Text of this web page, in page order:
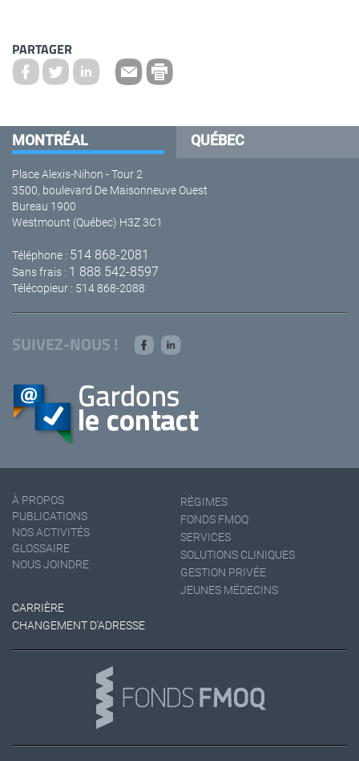
PARTAGER
MONTRÉAL QUÉBEC
Place Alexis-Nihon - Tour 2
3500, boulevard De Maisonneuve Ouest
Bureau 1900
Westmount (Québec) H3Z 3C1
Téléphone : 514 868-2081
Sans frais : 1 888 542-8597
Télécopieur : 514 868-2088
SUIVEZ-NOUS !
À PROPOS
PUBLICATIONS
NOS ACTIVITÉS
GLOSSAIRE
NOUS JOINDRE
RÉGIMES
FONDS FMOQ
SERVICES
SOLUTIONS CLINIQUES
GESTION PRIVÉE
JEUNES MÉDECINS
CARRIÈRE
CHANGEMENT D'ADRESSE